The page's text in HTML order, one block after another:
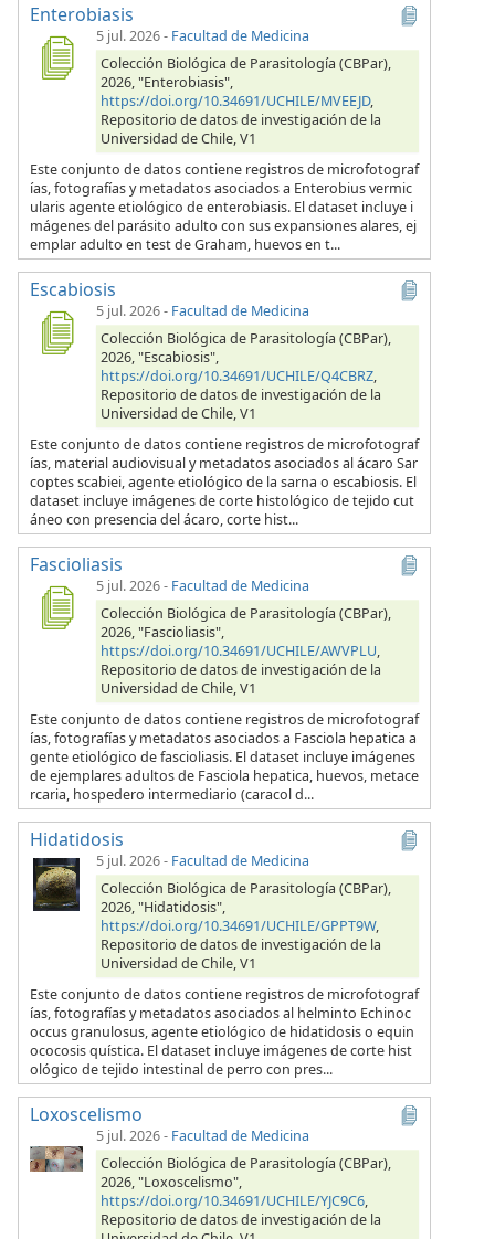
Enterobiasis
5 jul. 2026- Facultad de Medicina
Colección Biológica de Parasitología (CBPar),
2026, "Enterobiasis",
https://doi.org/10.34691/UCHILE/MVEEJD,
Repositorio de datos de investigación de la
Universidad de Chile, V1
Este conjunto de datos contiene registros de microfotograf
ías, fotografías y metadatos asociados a Enterobius vermic
ularis agente etiológico de enterobiasis. El dataset incluye i
mágenes del parásito adulto con sus expansiones alares, ej
emplar adulto en test de Graham, huevos en t...
Escabiosis
5 jul. 2026- Facultad de Medicina
Colección Biológica de Parasitología (CBPar),
2026, "Escabiosis",
https://doi.org/10.34691/UCHILE/Q4CBRZ,
Repositorio de datos de investigación de la
Universidad de Chile, V1
Este conjunto de datos contiene registros de microfotograf
ías, material audiovisual y metadatos asociados al ácaro Sar
coptes scabiei, agente etiológico de la sarna o escabiosis. El
dataset incluye imágenes de corte histológico de tejido cut
áneo con presencia del ácaro, corte hist...
Fascioliasis
5 jul. 2026- Facultad de Medicina
Colección Biológica de Parasitología (CBPar),
2026, "Fascioliasis",
https://doi.org/10.34691/UCHILE/AWVPLU,
Repositorio de datos de investigación de la
Universidad de Chile, V1
Este conjunto de datos contiene registros de microfotograf
ías, fotografías y metadatos asociados a Fasciola hepatica a
gente etiológico de fascioliasis. El dataset incluye imágenes
de ejemplares adultos de Fasciola hepatica, huevos, metace
rcaria, hospedero intermediario (caracol d...
Hidatidosis
5 jul. 2026- Facultad de Medicina
Colección Biológica de Parasitología (CBPar),
2026, "Hidatidosis",
https://doi.org/10.34691/UCHILE/GPPT9W,
Repositorio de datos de investigación de la
Universidad de Chile, V1
Este conjunto de datos contiene registros de microfotograf
ías, fotografías y metadatos asociados al helminto Echinoc
occus granulosus, agente etiológico de hidatidosis o equin
ococosis quística. El dataset incluye imágenes de corte hist
ológico de tejido intestinal de perro con pres...
Loxoscelismo
5 jul. 2026- Facultad de Medicina
Colección Biológica de Parasitología (CBPar),
2026, "Loxoscelismo",
https://doi.org/10.34691/UCHILE/YJC9C6,
Repositorio de datos de investigación de la